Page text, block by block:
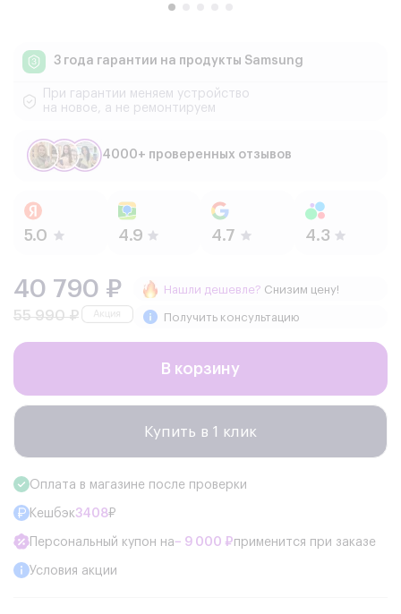
3 года гарантии на продукты Samsung
При гарантии меняем устройство
на новое, а не ремонтируем
4000+ проверенных отзывов
40 790 ₽
55 990 ₽
Нашли дешевле? Снизим цену!
Получить консультацию
В корзину
Купить в 1 клик
Оплата в магазине после проверки
Кешбэк3408₽
Персональный купон на− 9 000 ₽применится при заказе
Условия акции